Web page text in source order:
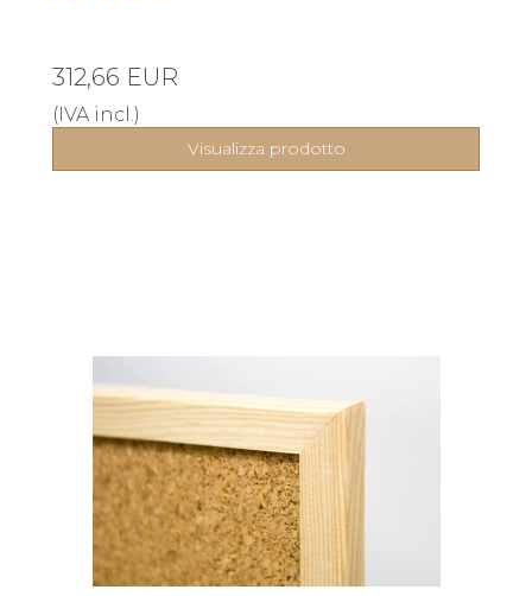
312,66 EUR
(IVA incl.)
Visualizza prodotto